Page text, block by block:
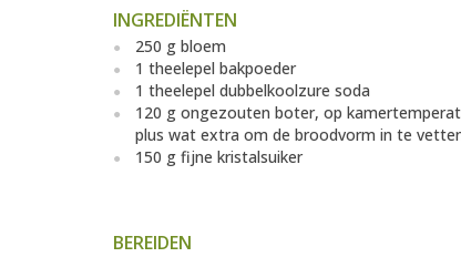
INGREDIËNTEN
250 g bloem
1 theelepel bakpoeder
1 theelepel dubbelkoolzure soda
120 g ongezouten boter, op
plus wat extra om de broodvorm in te
150 g fijne kristalsuiker
BEREIDEN